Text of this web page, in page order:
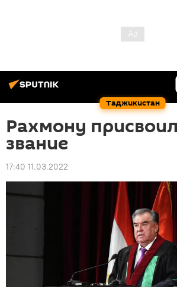
Таджикистан
Рахмону
звание
17:40 11.03.2022